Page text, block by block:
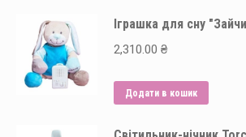
має
вибрати
Іграшка для сну
2,310.00 ₴
Додати в кошик